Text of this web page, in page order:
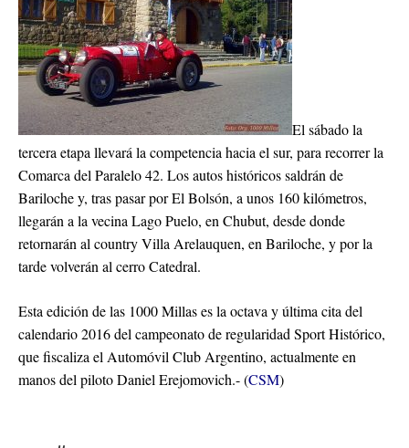
El sábado la
tercera etapa llevará la competencia hacia el sur, para recorrer la
Comarca del Paralelo 42. Los autos históricos saldrán de
Bariloche y, tras pasar por El Bolsón, a unos 160 kilómetros,
llegarán a la vecina Lago Puelo, en Chubut, desde donde
retornarán al country Villa Arelauquen, en Bariloche, y por la
tarde volverán al cerro Catedral.
Esta edición de las 1000 Millas es la octava y última cita del
calendario 2016 del campeonato de regularidad Sport Histórico,
que fiscaliza el Automóvil Club Argentino, actualmente en
manos del piloto Daniel Erejomovich.- (CSM)